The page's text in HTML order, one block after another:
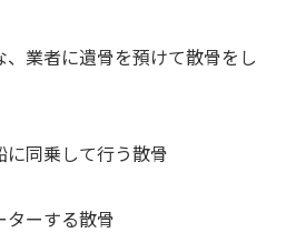
業者に遺骨を預けて散骨をし
同乗して行う散骨
ターする散骨